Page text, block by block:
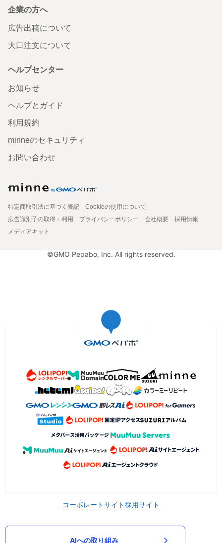
企業の方へ
広告出稿について
大口注文について
ヘルプセンター
お知らせ
ヘルプとガイド
利用規約
minneのセキュリティ
お問い合わせ
特定商取引法に基づく表記
Cookieの使用について
広告識別子の取得・利用
プライバシーポリシー 会社概要
採用情報
メディアキット
©GMO Pepabo, Inc. All rights reserved.
コーポレートサイト採用サイト
AIへの取り組み